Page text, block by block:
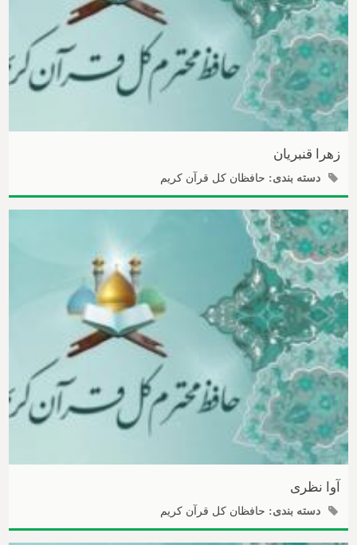
زهرا قنبریان
دسته بندی: حافظان کل قرآن کریم
آوا نظری
دسته بندی: حافظان کل قرآن کریم